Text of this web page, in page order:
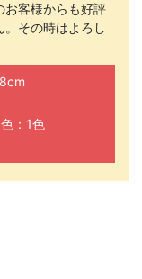
お客様からも好評
その時はよろし
：1色